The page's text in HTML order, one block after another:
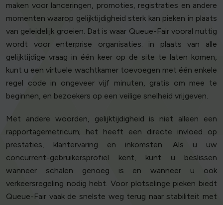
maken voor lanceringen, promoties, registraties en andere
momenten waarop gelijktijdigheid sterk kan pieken in plaats
van geleidelijk groeien. Dat is waar Queue-Fair vooral nuttig
wordt voor enterprise organisaties: in plaats van alle
gelijktijdige vraag in één keer op de site te laten komen,
kunt u een virtuele wachtkamer toevoegen met één enkele
regel code in ongeveer vijf minuten, gratis om mee te
beginnen, en bezoekers op een veilige snelheid vrijgeven.
Met andere woorden, gelijktijdigheid is niet alleen een
rapportagemetricum; het heeft een directe invloed op
prestaties, klantervaring en inkomsten. Als u uw
concurrent-gebruikersprofiel kent, kunt u beslissen
wanneer schalen genoeg is en wanneer u ook
verkeersregeling nodig hebt. Voor plotselinge pieken biedt
Queue-Fair vaak de snelste weg terug naar stabiliteit met